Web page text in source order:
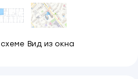
Вид из окна